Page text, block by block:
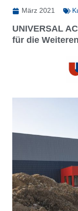
März 2021
UNIVERSAL
für die